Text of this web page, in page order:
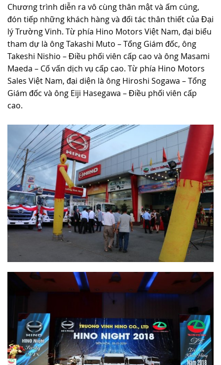
TUYỂN DỤNG
Chương trình diễn ra vô cùng thân mật và ấm cúng,
đón tiếp những khách hàng và đối tác thân thiết của Đại
lý Trường Vinh. Từ phía Hino Motors Việt Nam, đại biểu
tham dự là ông Takashi Muto – Tổng Giám đốc, ông
Takeshi Nishio – Điều phối viên cấp cao và ông Masami
Maeda – Cố vấn dịch vụ cấp cao. Từ phía Hino Motors
Sales Việt Nam, đại diện là ông Hiroshi Sogawa – Tổng
Giám đốc và ông Eiji Hasegawa – Điều phối viên cấp
cao.